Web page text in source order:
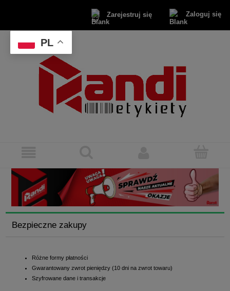
Zarejestruj się Zaloguj się
Bezpieczne zakupy
Różne formy płatności
Gwarantowany zwrot pieniędzy (10 dni na zwrot towaru)
Szyfrowane dane i transakcje
PL